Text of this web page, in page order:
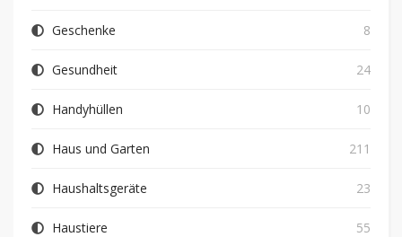
Geschenke 8
Gesundheit 24
Handyhüllen 10
Haus und Garten 211
Haushaltsgeräte 23
Haustiere 55